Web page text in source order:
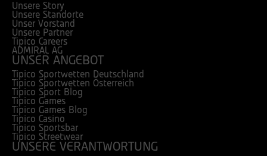
Unsere Story
Unsere Standorte
Unser Vorstand
Unsere Partner
Tipico Careers
ADMIRAL AG
UNSER ANGEBOT
Tipico Sportwetten Deutschland
Tipico Sportwetten Österreich
Tipico Sport Blog
Tipico Games
Tipico Games Blog
Tipico Casino
Tipico Sportsbar
Tipico Streetwear
UNSERE VERANTWORTUNG